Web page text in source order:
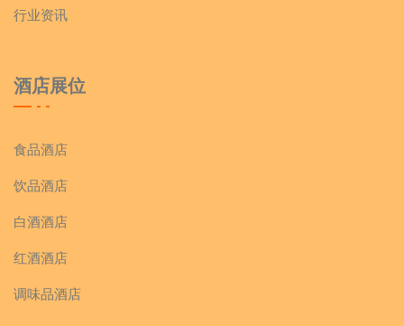
行业资讯
酒店展位
食品酒店
饮品酒店
白酒酒店
红酒酒店
调味品酒店